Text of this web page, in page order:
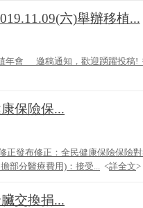
六)舉辦移植...
年會 邀稿通知，歡迎踴躍投稿!
保險保...
正發布修正：全民健康保險保險
部分醫療費用)：接受... <詳全文>
交換捐...